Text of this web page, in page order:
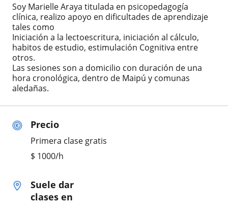
Precio
Primera clase gratis
$ 1000/h
Suele dar
clases en
Soy Marielle Araya titulada en psicopedagogía
clínica, realizo apoyo en dificultades de aprendizaje
tales como
Iniciación a la lectoescritura, iniciación al cálculo,
habitos de estudio, estimulación Cognitiva entre
otros.
Las sesiones son a domicilio con duración de una
hora cronológica, dentro de Maipú y comunas
aledañas.